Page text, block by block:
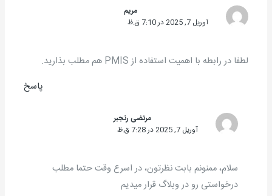
مریم
آوریل 7, 2025 در 7:10 ق.ظ
لطفا در رابطه با اهمیت استفاده از PMIS هم مطلب بذارید.
پاسخ
مرتضی رنجبر
آوریل 7, 2025 در 7:28 ق.ظ
سلام، ممنونم بابت نظرتون، در اسرع وقت حتما مطلب
درخواستی رو در وبلاگ قرار میدیم